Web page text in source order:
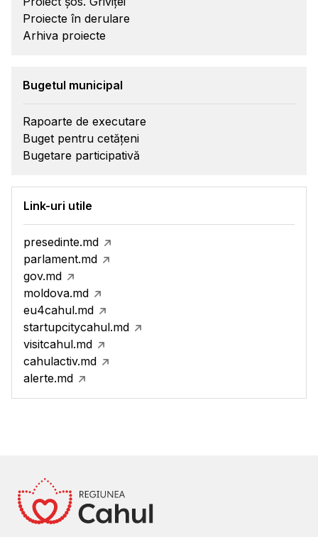
Proiecte în derulare
Arhiva proiecte
Bugetul municipal
Rapoarte de executare
Buget pentru cetățeni
Bugetare participativă
Link-uri utile
presedinte.md
parlament.md
gov.md
moldova.md
eu4cahul.md
startupcitycahul.md
visitcahul.md
cahulactiv.md
alerte.md